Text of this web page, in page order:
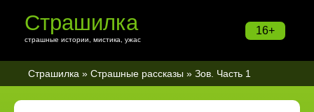
16+
Страшилка
страшные истории, мистика, ужас
Страшилка » Страшные рассказы » Зов. Часть 1